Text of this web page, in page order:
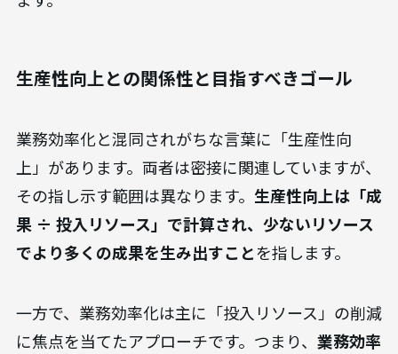
生産性向上との関係性と目指すべきゴール
業務効率化と混同されがちな言葉に「生産性向
上」があります。両者は密接に関連していますが、
その指し示す範囲は異なります。 生産性向上は「成
果 ÷ 投入リソース」で計算され、少ないリソース
でより多くの成果を生み出すことを指します。
一方で、業務効率化は主に「投入リソース」の削減
に焦点を当てたアプローチです。つまり、 業務効率